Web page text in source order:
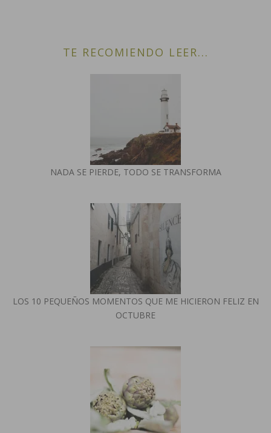
TE RECOMIENDO LEER...
NADA SE PIERDE, TODO SE TRANSFORMA
LOS 10 PEQUEÑOS MOMENTOS QUE ME HICIERON FELIZ EN
OCTUBRE